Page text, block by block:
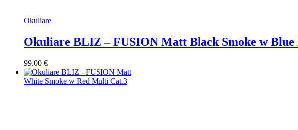
Okuliare
Okuliare BLIZ – FUSION Matt Black Smoke w
99.00 €